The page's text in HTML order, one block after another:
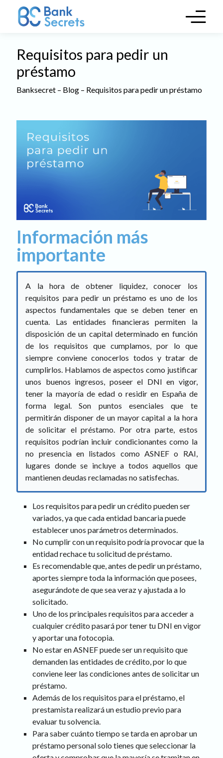
Skip to main content
Requisitos para pedir un
préstamo
Banksecret – Blog – Requisitos para pedir un préstamo
Información más
importante
A la hora de obtener liquidez, conocer los
requisitos para pedir un préstamo es uno de los
aspectos fundamentales que se deben tener en
cuenta. Las entidades financieras permiten la
disposición de un capital determinado en función
de los requisitos que cumplamos, por lo que
siempre conviene conocerlos todos y tratar de
cumplirlos. Hablamos de aspectos como justificar
unos buenos ingresos, poseer el DNI en vigor,
tener la mayoría de edad o residir en España de
forma legal. Son puntos esenciales que te
permitirán disponer de un mayor capital a la hora
de solicitar el préstamo. Por otra parte, estos
requisitos podrían incluir condicionantes como la
no presencia en listados como ASNEF o RAI,
lugares donde se incluye a todos aquellos que
mantienen deudas reclamadas no satisfechas.
Los requisitos para pedir un crédito pueden ser
variados, ya que cada entidad bancaria puede
establecer unos parámetros determinados.
No cumplir con un requisito podría provocar que la
entidad rechace tu solicitud de préstamo.
Es recomendable que, antes de pedir un préstamo,
aportes siempre toda la información que posees,
asegurándote de que sea veraz y ajustada a lo
solicitado.
Uno de los principales requisitos para acceder a
cualquier crédito pasará por tener tu DNI en vigor
y aportar una fotocopia.
No estar en ASNEF puede ser un requisito que
demanden las entidades de crédito, por lo que
conviene leer las condiciones antes de solicitar un
préstamo.
Además de los requisitos para el préstamo, el
prestamista realizará un estudio previo para
evaluar tu solvencia.
Para saber cuánto tiempo se tarda en aprobar un
préstamo personal solo tienes que seleccionar la